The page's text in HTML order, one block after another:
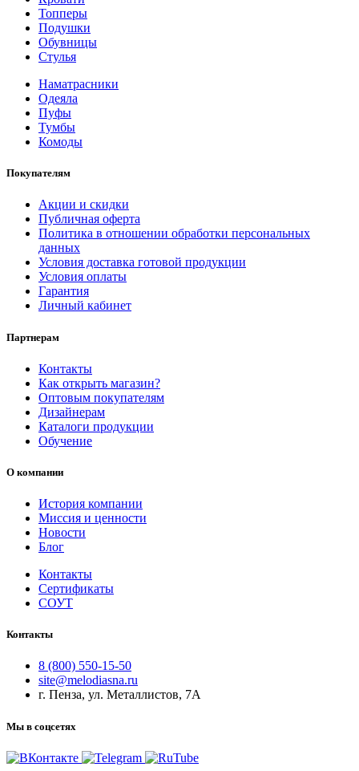
Топперы
Подушки
Обувницы
Стулья
Наматрасники
Одеяла
Пуфы
Тумбы
Комоды
Покупателям
Акции и скидки
Публичная оферта
Политика в отношении обработки персональных
данных
Условия доставка готовой продукции
Условия оплаты
Гарантия
Личный кабинет
Партнерам
Контакты
Как открыть магазин?
Оптовым покупателям
Дизайнерам
Каталоги продукции
Обучение
О компании
История компании
Миссия и ценности
Новости
Блог
Контакты
Сертификаты
СОУТ
Контакты
8 (800) 550-15-50
site@melodiasna.ru
г. Пенза, ул. Металлистов, 7А
Мы в соцсетях